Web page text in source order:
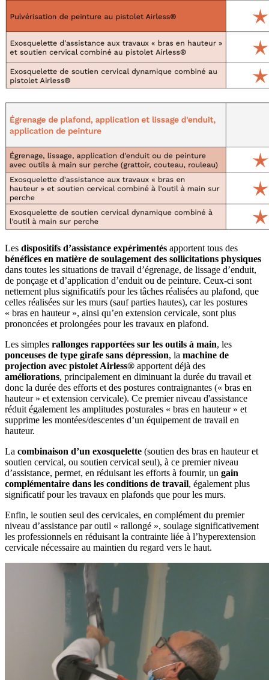
Les dispositifs d’assistance expérimentés apportent tous des
bénéfices en matière de soulagement des sollicitations physiques
dans toutes les situations de travail d’égrenage, de lissage d’enduit,
de ponçage et d’application d’enduit ou de peinture. Ceux-ci sont
nettement plus significatifs pour les tâches réalisées au plafond, que
celles réalisées sur les murs (sauf parties hautes), car les postures
« bras en hauteur », ainsi qu’en extension cervicale, sont plus
prononcées et prolongées pour les travaux en plafond.
Les simples rallonges rapportées sur les outils à main, les
ponceuses de type girafe sans dépression, la machine de
projection avec pistolet Airless® apportent déjà des
améliorations, principalement en diminuant la durée du travail et
donc la durée des efforts et des postures contraignantes (« bras en
hauteur » et extension cervicale). Ce premier niveau d'assistance
réduit également les amplitudes posturales « bras en hauteur » et
supprime les montées/descentes d’un équipement de travail en
hauteur.
La combinaison d’un exosquelette (soutien des bras en hauteur et
soutien cervical, ou soutien cervical seul), à ce premier niveau
d’assistance, permet, en réduisant les efforts à fournir, un gain
complémentaire dans les conditions de travail, également plus
significatif pour les travaux en plafonds que pour les murs.
Enfin, le soutien seul des cervicales, en complément du premier
niveau d’assistance par outil « rallongé », soulage significativement
les professionnels en réduisant la contrainte liée à l’hyperextension
cervicale nécessaire au maintien du regard vers le haut.